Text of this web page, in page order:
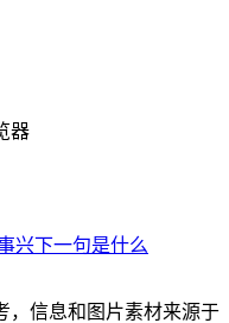
器
兴下一句是什么
，信息和图片素材来源于